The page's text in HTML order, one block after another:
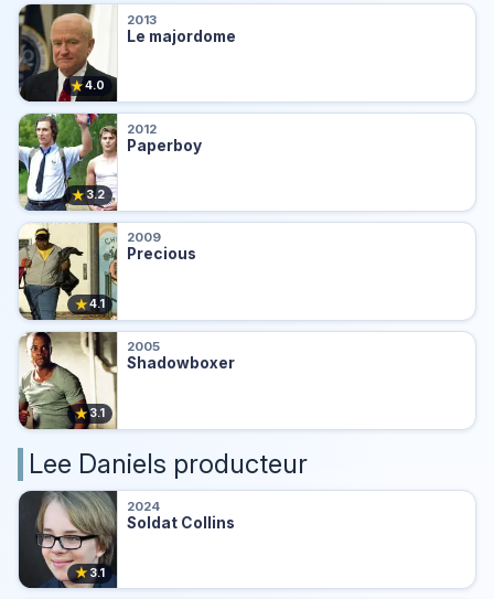
★4.0
2013
Le majordome
★3.2
2012
Paperboy
★4.1
2009
Precious
★3.1
2005
Shadowboxer
Lee Daniels producteur
★ 3.1
2024
Soldat Collins